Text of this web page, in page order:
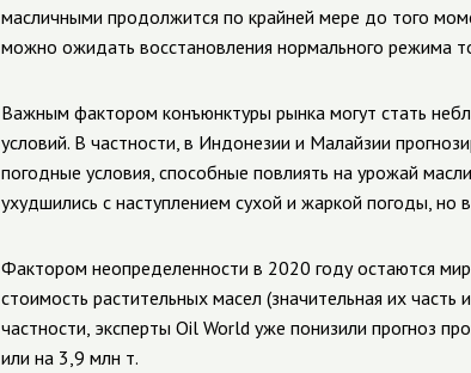
масличными продолжится по крайней мере до того
можно ожидать восстановления нормального режима
Важным фактором конъюнктуры рынка могут стать
условий. В частности, в Индонезии и Малайзии
погодные условия, способные повлиять на урожай
ухудшились с наступлением сухой и жаркой погоды,
Фактором неопределенности в 2020 году остаются
стоимость растительных масел (значительная их часть
частности, эксперты Oil World уже понизили прогноз
или на 3,9 млн т.